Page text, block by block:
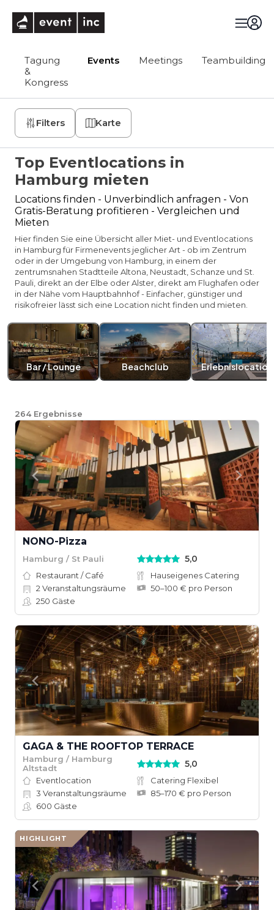
Tagung
&
Kongress
Events Meetings Teambuilding
Filters Karte
Top Eventlocations in
Hamburg mieten
Locations finden - Unverbindlich anfragen - Von
Gratis-Beratung profitieren - Vergleichen und
Mieten
Hier finden Sie eine Übersicht aller Miet- und Eventlocations
in Hamburg für Firmenevents jeglicher Art - ob im Zentrum
oder in der Umgebung von Hamburg, in einem der
zentrumsnahen Stadtteile Altona, Neustadt, Schanze und St.
Pauli, direkt an der Elbe oder Alster, direkt am Flughafen oder
in der Nähe vom Hauptbahnhof - Einfacher, günstiger und
risikofreier lässt sich eine Location nicht finden und mieten.
Bar / Lounge Beachclub Erlebnislocation
264 Ergebnisse
NONO-Pizza
Hamburg / St Pauli 5,0
Restaurant / Café
Hauseigenes Catering
2 Veranstaltungsräume
50–100 € pro Person
250 Gäste
GAGA & THE ROOFTOP TERRACE
Hamburg / Hamburg
Altstadt
5,0
Eventlocation
Catering Flexibel
3 Veranstaltungsräume
85–170 € pro Person
600 Gäste
HIGHLIGHT